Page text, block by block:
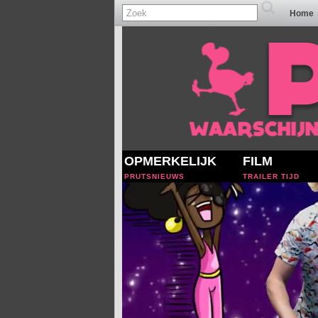
Home
OPMERKELIJK
PRUTSNIEUWS
FILM
TRAILER TIJD